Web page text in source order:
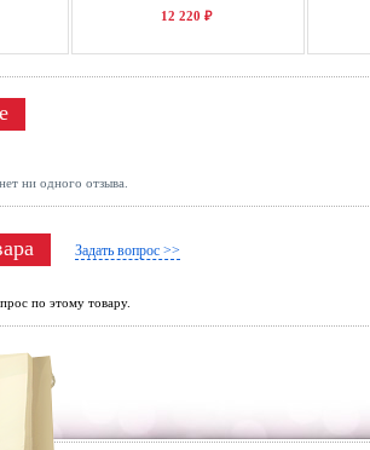
12 220 ₽
ни одного отзыва.
Задать вопрос >>
по этому товару.